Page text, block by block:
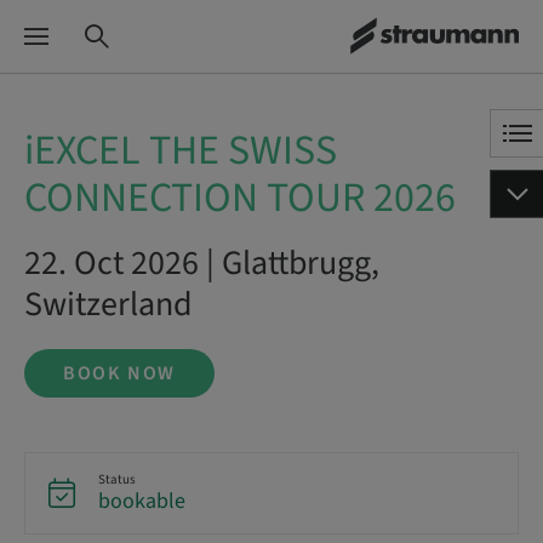
iEXCEL THE SWISS
CONNECTION TOUR 2026
22. Oct 2026 | Glattbrugg,
Switzerland
BOOK NOW
Status
bookable